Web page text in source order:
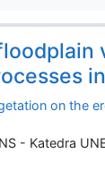
on the
- Katedra